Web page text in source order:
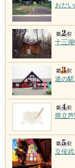
おだ
十三
道の
県立
立佞